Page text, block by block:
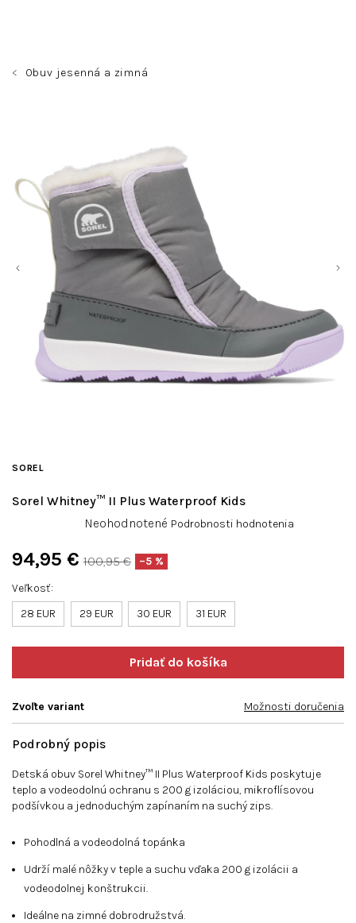
Obuv jesenná a zimná
Veľkosť
28 EUR
29 EUR 30 EUR 31 EUR
100,95 € –5 %
94,95 €
Zvoľte variant Možnosti doručenia
Sorel Whitney™ II Plus Waterproof Kids
SOREL
Priemerné
je
z
5
Neohodnotené Podrobnosti hodnotenia
Podrobný popis
Detská obuv Sorel Whitney™ II Plus Waterproof Kids poskytuje
teplo a vodeodolnú ochranu s 200 g izoláciou, mikroflísovou
podšívkou a jednoduchým zapínaním na suchý zips.
Pohodlná a vodeodolná topánka
Udrží malé nôžky v teple a suchu vďaka 200 g izolácii a
vodeodolnej konštrukcii.
Ideálne na zimné dobrodružstvá.